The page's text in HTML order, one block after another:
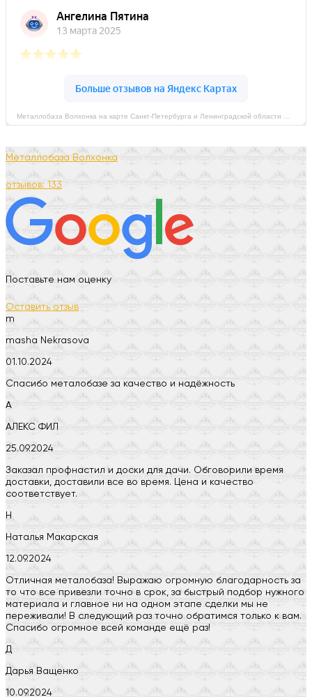
Металлобаза Волхонка на карте Санкт‑Петербурга и Ленинградской области — Яндекс Карты
Металлобаза Волхонка
отзывов: 133
Поставьте нам оценку
Оставить отзыв
m
masha Nekrasova
01.10.2024
Спасибо металобазе за качество и надёжность
А
АЛЕКС ФИЛ
25.09.2024
Заказал профнастил и доски для дачи. Обговорили время
доставки, доставили все во время. Цена и качество
соответствует.
Н
Наталья Макарская
12.09.2024
Отличная металобаза! Выражаю огромную благодарность за
то что все привезли точно в срок, за быстрый подбор нужного
материала и главное ни на одном этапе сделки мы не
переживали! В следующий раз точно обратимся только к вам.
Спасибо огромное всей команде ещё раз!
Д
Дарья Ващенко
10.09.2024